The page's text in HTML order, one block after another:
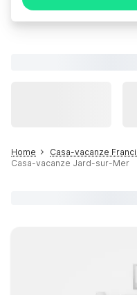
Home Casa-vacanze
Casa-vacanze Jard-sur-Mer